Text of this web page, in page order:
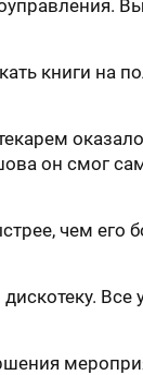
книги на
он смог
чем его